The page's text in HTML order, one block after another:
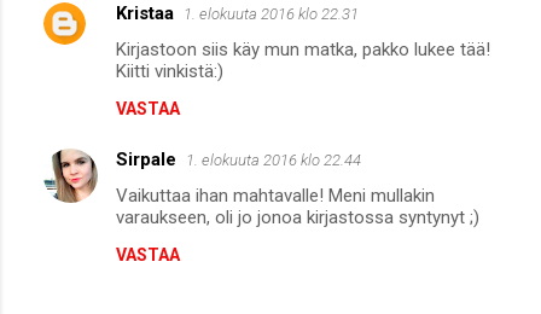
K
e
n
Kristaa 1. elokuuta 2016 klo 22.31
Kirjastoon siis käy mun matka, pakko lukee tää!
Kiitti vinkistä:)
VASTAA
Sirpale 1. elokuuta 2016 klo 22.44
Vaikuttaa ihan mahtavalle! Meni mullakin
varaukseen, oli jo jonoa kirjastossa syntynyt ;)
VASTAA